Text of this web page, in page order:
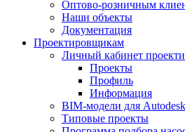
Оптово-розничным
Наши объекты
Документация
Проектировщикам
Личный кабинет
Проекты
Профиль
Информация
BIM-модели для
Типовые проекты